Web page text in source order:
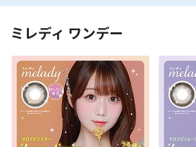
ミレディ ワンデー